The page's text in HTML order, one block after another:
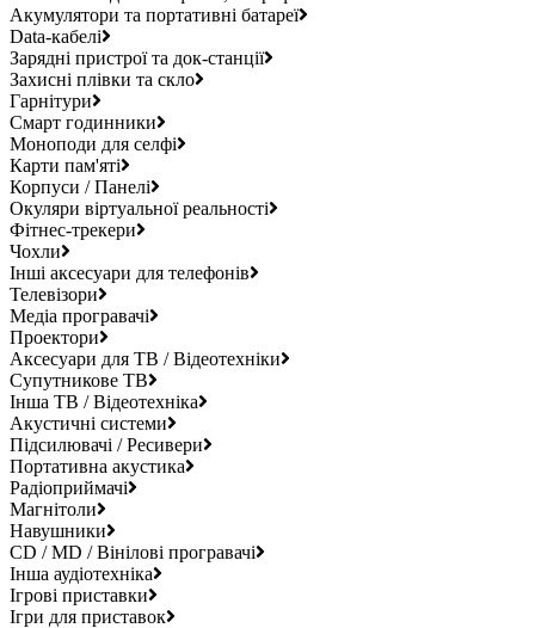
Акумулятори та портативні батареї
Data-кабелі
Зарядні пристрої та док-станції
Захисні плівки та скло
Гарнітури
Смарт годинники
Моноподи для селфі
Карти пам'яті
Корпуси / Панелі
Окуляри віртуальної реальності
Фітнес-трекери
Чохли
Інші аксесуари для телефонів
Телевізори
Медіа програвачі
Проектори
Аксесуари для ТВ / Відеотехніки
Супутникове ТВ
Інша ТВ / Відеотехніка
Акустичні системи
Підсилювачі / Ресивери
Портативна акустика
Радіоприймачі
Магнітоли
Навушники
CD / MD / Вінілові програвачі
Інша аудіотехніка
Ігрові приставки
Ігри для приставок